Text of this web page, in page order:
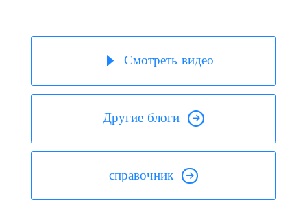
Смотреть видео
Другие блоги
справочник